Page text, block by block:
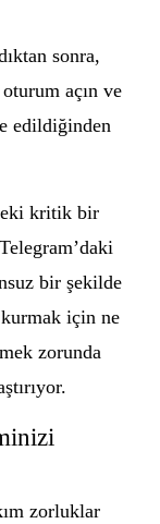
sonra,
açın ve
edildiğinden
kritik bir
bir şekilde
için ne
zorunda
zorluklar